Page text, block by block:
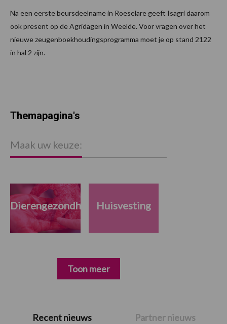
Na een eerste beursdeelname in Roeselare geeft Isagri daarom
ook present op de Agridagen in Weelde. Voor vragen over het
nieuwe zeugenboekhoudingsprogramma moet je op stand 2122
in hal 2 zijn.
PrimaireRecent nieuws Partner nieuws
Themapagina's
Maak uw keuze:
Dierengezondheid Huisvesting
Toon meer